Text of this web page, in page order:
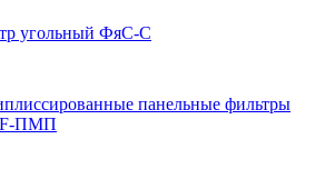
угольный ФяС-С
панельные фильтры
ПМП